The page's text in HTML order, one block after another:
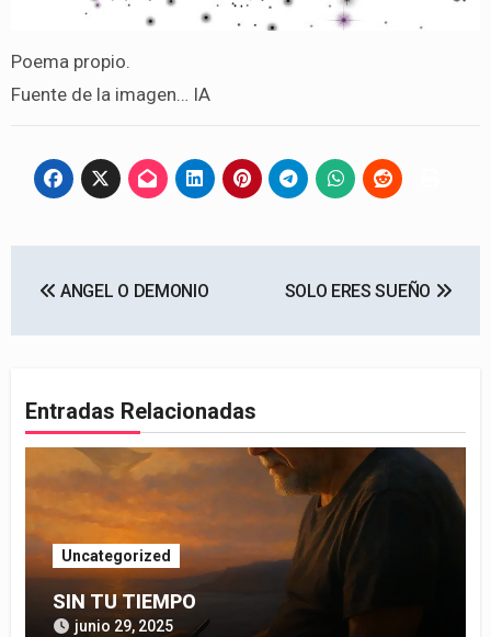
Poema propio.
Fuente de la imagen… IA
de ANGEL O DEMONIO SOLO ERES SUEÑO
Entradas Relacionadas
Uncategorized
SIN TU TIEMPO
junio 29, 2025